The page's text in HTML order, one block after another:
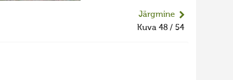
Järgmine
Kuva 48 / 54